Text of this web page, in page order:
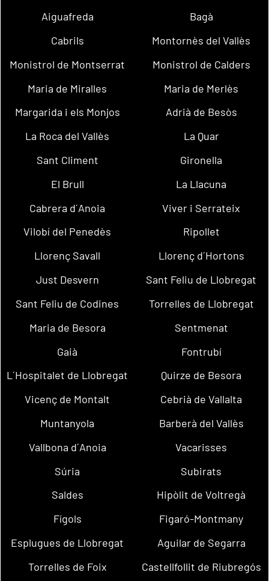
Aiguafreda
Bagà
Cabrils
Montornès del Vallès
Monistrol de Montserrat
Monistrol de Calders
Maria de Miralles
Maria de Merlès
Margarida i els Monjos
Adrià de Besòs
La Roca del Vallès
La Quar
Sant Climent
Gironella
El Brull
La Llacuna
Cabrera d´Anoia
Viver i Serrateix
Vilobí del Penedès
Ripollet
Llorenç Savall
Llorenç d´Hortons
Just Desvern
Sant Feliu de Llobregat
Sant Feliu de Codines
Torrelles de Llobregat
Maria de Besora
Sentmenat
Gaià
Fontrubí
L´Hospitalet de Llobregat
Quirze de Besora
Vicenç de Montalt
Cebrià de Vallalta
Muntanyola
Barberà del Vallès
Vallbona d´Anoia
Vacarisses
Súria
Subirats
Saldes
Hipòlit de Voltregà
Fígols
Figaró-Montmany
Esplugues de Llobregat
Aguilar de Segarra
Torrelles de Foix
Castellfollit de Riubregós